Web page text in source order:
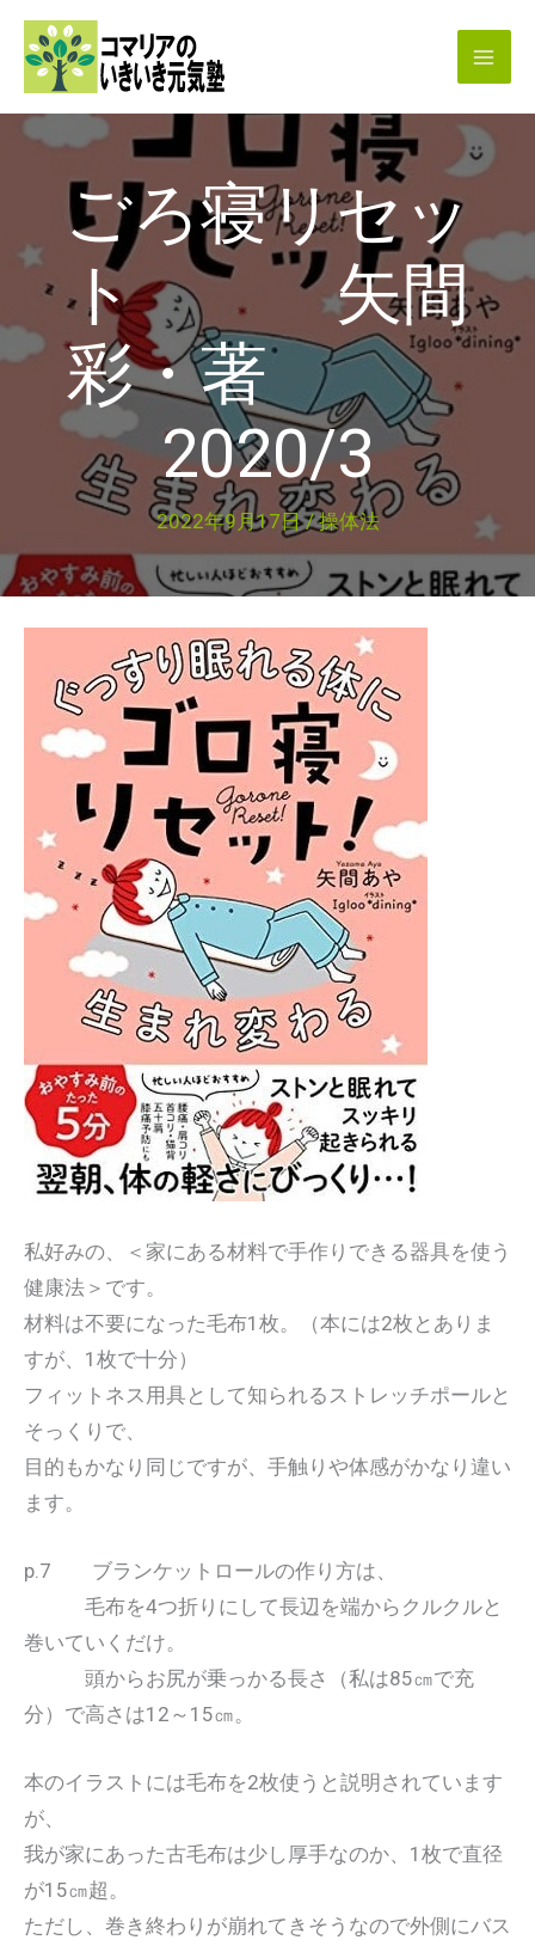
ごろ寝リセッ
ト 矢間
彩・著
2020/3
2022年9月17日/操体法
私好みの、＜家にある材料で手作りできる器具を使う
健康法＞です。
材料は不要になった毛布1枚。（本には2枚とありま
すが、1枚で十分）
フィットネス用具として知られるストレッチポールと
そっくりで、
目的もかなり同じですが、手触りや体感がかなり違い
ます。
p.7 ブランケットロールの作り方は、
毛布を4つ折りにして長辺を端からクルクルと
巻いていくだけ。
頭からお尻が乗っかる長さ（私は85㎝で充
分）で高さは12～15㎝。
本のイラストには毛布を2枚使うと説明されています
が、
我が家にあった古毛布は少し厚手なのか、1枚で直径
が15㎝超。
ただし、巻き終わりが崩れてきそうなので外側にバス